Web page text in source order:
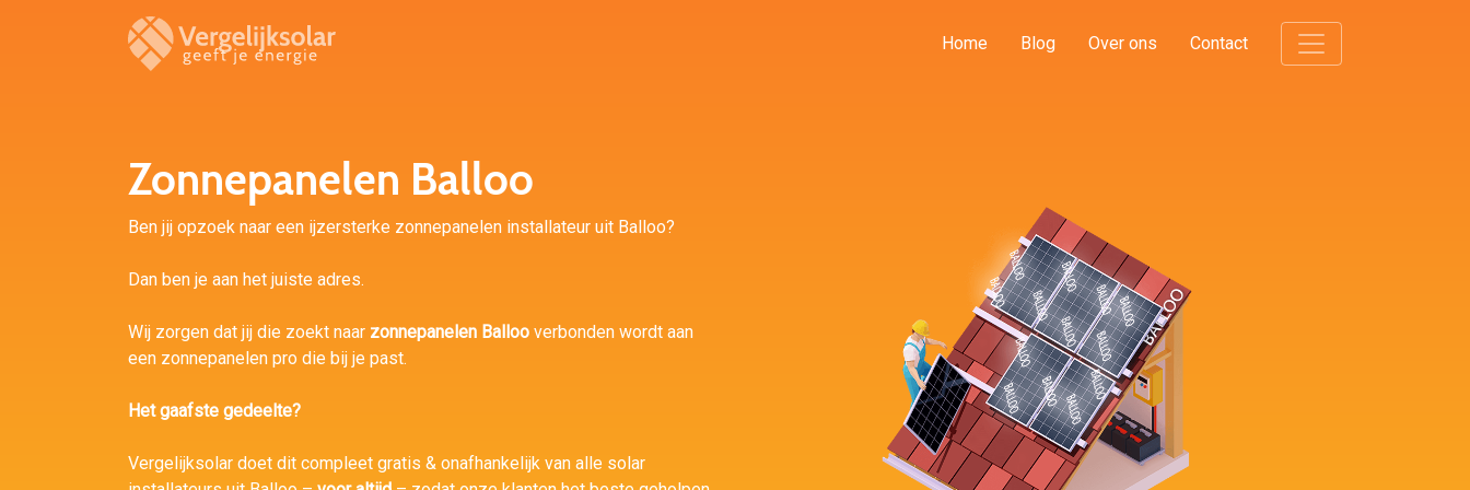
Home Blog Over ons Contact
Zonnepanelen Balloo
Ben jij opzoek naar een ijzersterke zonnepanelen installateur uit Balloo?
Dan ben je aan het juiste adres.
Wij zorgen dat jij die zoekt naar zonnepanelen Balloo verbonden wordt aan
een zonnepanelen pro die bij je past.
Het gaafste gedeelte?
Vergelijksolar doet dit compleet gratis & onafhankelijk van alle solar